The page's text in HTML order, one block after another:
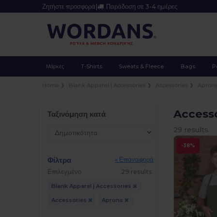
Ζητήστε προσφορά | Παράδοση σε 3-4 ημέρες
Μάρκες T-Shirts Sweats & Fleece Bags
Ταξινόμηση κατά
Φίλτρα
« Επαναφορά
Επιλεγμένο
29 results.
Blank Apparel | Accessories
Accessories Aprons
29 results.
-38%